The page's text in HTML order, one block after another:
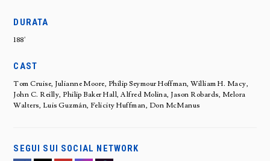
DURATA
188'
CAST
Tom Cruise, Julianne Moore, Philip Seymour Hoffman, William H. Macy,
John C. Reilly, Philip Baker Hall, Alfred Molina, Jason Robards, Melora
Walters, Luis Guzmán, Felicity Huffman, Don McManus
SEGUI SUI SOCIAL NETWORK